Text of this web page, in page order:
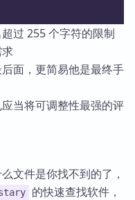
过 255 个字符的限制
面，更简易他是最终手
当将可调整性最强的评
文件是你找不到的了，
的快速查找软件，